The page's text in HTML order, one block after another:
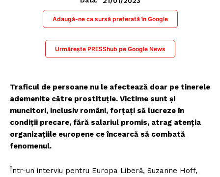
Adaugă-ne ca sursă preferată în Google
Urmărește PRESShub pe Google News
Traficul de persoane nu le afectează doar pe tinerele
ademenite către prostituție. Victime sunt și
muncitori, inclusiv români, forțați să lucreze în
condiții precare, fără salariul promis, atrag atenția
organizațiile europene ce încearcă să combată
fenomenul.
Într-un interviu pentru Europa Liberă, Suzanne Hoff,